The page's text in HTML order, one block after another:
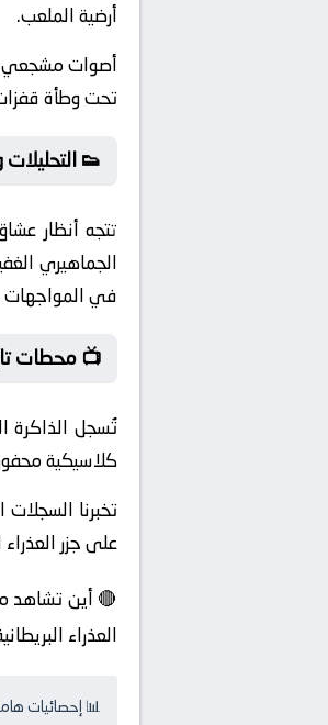
أرضية الملعب.
أصوات مشجعي
تحت وطأة
👟
تتجه أنظار
الجماهيري
في المواجهات
📺 محطات
تُسجل الذاكرة
كلاسيكية
تخبرنا
على جزر
العذراء
📊 إحصائيات